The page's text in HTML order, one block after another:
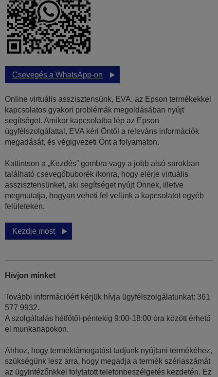
Csevegés a WhatsApp-on
Online virtuális asszisztensünk, EVA, az Epson termékekkel
kapcsolatos gyakori problémák megoldásában nyújt
segítséget. Amikor kapcsolatba lép az Epson
ügyfélszolgálattal, EVA kéri Öntől a releváns információk
megadását, és végigvezeti Önt a folyamaton.
Kattintson a „Kezdés” gombra vagy a jobb alsó sarokban
található csevegőbuborék ikonra, hogy elérje virtuális
asszisztensünket, aki segítséget nyújt Önnek, illetve
megmutatja, hogyan veheti fel velünk a kapcsolatot egyéb
felületeken.
Kezdje most
Hívjon minket
További információért kérjük hívja ügyfélszolgálatunkat: 361
577 9932.
A szolgáltalás hétfőtől-péntekig 9:00-18:00 óra között érhető
el munkanapokon.
Ahhoz, hogy terméktámogatást tudjunk nyújtani termékéhez,
szükségünk lesz arra, hogy megadja a termék szériaszámát
az ügyintézőnkkel folytatott telefonbeszélgetés kezdetén. Ez